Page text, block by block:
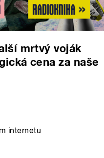
mrtvý voják
cena za naše
internetu